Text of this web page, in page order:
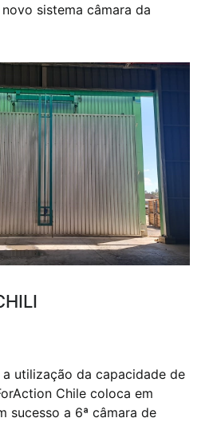
sistema câmara da
utilização da capacidade de
Chile coloca em
sucesso a 6ª câmara de